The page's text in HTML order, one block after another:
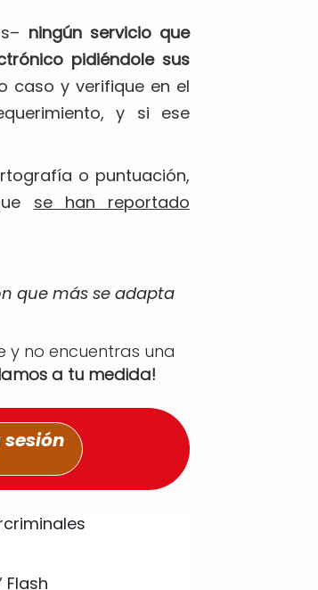
ningún servicio que
pidiéndole sus
caso y verifique en el
y si ese
o puntuación,
se han reportado
que más se adapta
y no encuentras una
a tu medida!